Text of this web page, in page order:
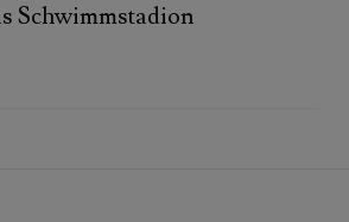
Schwimmstadion